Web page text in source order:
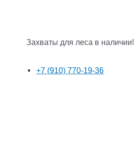
Захваты для леса в наличии!
+7 (910) 770-19-36